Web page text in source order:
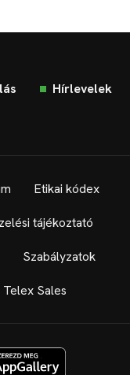
Hírlevelek
Etikai kódex
tájékoztató
Szabályzatok
Telex Sales